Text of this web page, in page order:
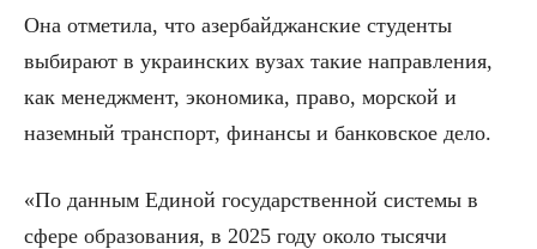
Она отметила, что азербайджанские студенты
выбирают в украинских вузах такие направления,
как менеджмент, экономика, право, морской и
наземный транспорт, финансы и банковское дело.
«По данным Единой государственной системы в
сфере образования, в 2025 году около тысячи